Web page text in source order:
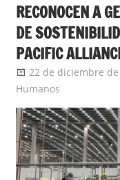
RECONOCEN A
DE
PACIFIC
22 de diciembre de
Humanos